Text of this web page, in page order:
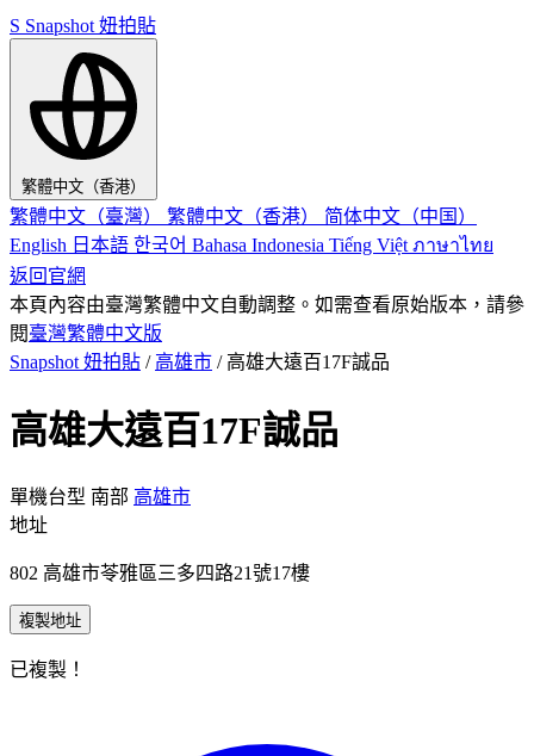
S Snapshot 妞拍貼
繁體中文（香港）
繁體中文（臺灣） 繁體中文（香港） 简体中文（中国）
English 日本語 한국어 Bahasa Indonesia Tiếng Việt ภาษาไทย
返回官網
本頁內容由臺灣繁體中文自動調整。如需查看原始版本，請參
閱臺灣繁體中文版
Snapshot 妞拍貼 / 高雄市 / 高雄大遠百17F誠品
高雄大遠百17F誠品
單機台型 南部 高雄市
地址
802 高雄市苓雅區三多四路21號17樓
複製地址
已複製！